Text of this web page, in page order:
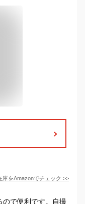
庫をAmazonでチェック >>
ので便利です。自撮